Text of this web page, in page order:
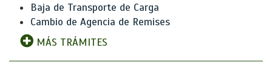
Baja de Transporte de Carga
Cambio de Agencia de Remises
MÁS TRÁMITES